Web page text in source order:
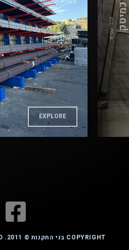
פרוייקטים
EXPLORE
COPYRIGHT בני התקנות © 2011. ALL RIGHTS RESERVED.